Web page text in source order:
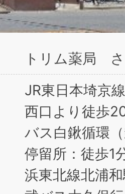
トリム薬局
JR東日本埼京
西口より徒歩
バス白鍬循環
停留所：徒歩
浜東北線北浦